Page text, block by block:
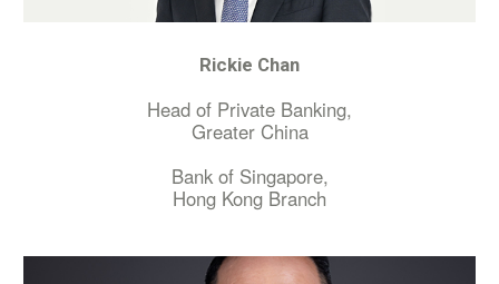
Rickie Chan
Head of Private Banking,
Greater China
Bank of Singapore,
Hong Kong Branch